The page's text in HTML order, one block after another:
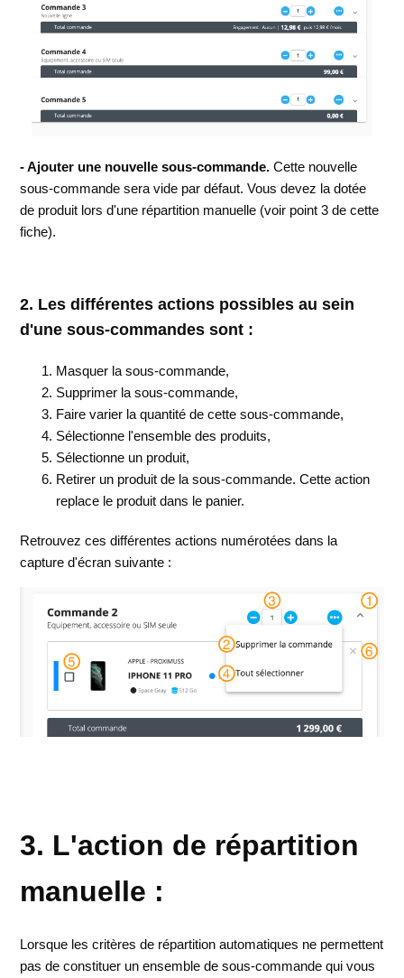
- Ajouter une nouvelle sous-commande. Cette nouvelle
sous-commande sera vide par défaut. Vous devez la dotée
de produit lors d'une répartition manuelle (voir point 3 de cette
fiche).
2. Les différentes actions possibles au sein
d'une sous-commandes sont :
Masquer la sous-commande,
Supprimer la sous-commande,
Faire varier la quantité de cette sous-commande,
Sélectionne l'ensemble des produits,
Sélectionne un produit,
Retirer un produit de la sous-commande. Cette action
replace le produit dans le panier.
Retrouvez ces différentes actions numérotées dans la
capture d'écran suivante :
3. L'action de répartition
manuelle :
Lorsque les critères de répartition automatiques ne permettent
pas de constituer un ensemble de sous-commande qui vous